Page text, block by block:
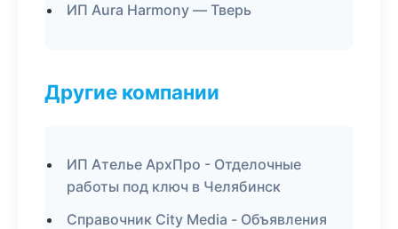
ИП Aura Harmony — Тверь
Другие компании
ИП Ателье АрхПро - Отделочные
работы под ключ в Челябинск
Справочник City Media - Объявления